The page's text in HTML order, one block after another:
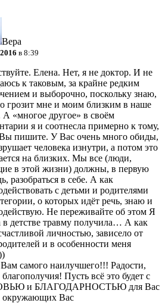
Вера
в 8:39
Елена. Нет, я не доктор. И не
к таковым, за крайне редким
и выборочно, поскольку знаю,
грозит мне и моим близким в наше
А «многое другое» в своём
я и соотнесла примерно к тому,
пишите. У Вас очень много обиды,
человека изнутри, а потом это
на близких. Мы все (люди,
в этой жизни) должны, в первую
разобраться в себе. А как
с детьми и родителями
о которых идёт речь, знаю и
Не переживайте об этом Я
в детстве травму получила… А как
личностью, зависело от
и в особенности меня
самого наилучшего!!! Радости,
благополучия! Пусть всё это будет с
и БЛАГОДАРНОСТЬЮ для Вас
окружающих Вас